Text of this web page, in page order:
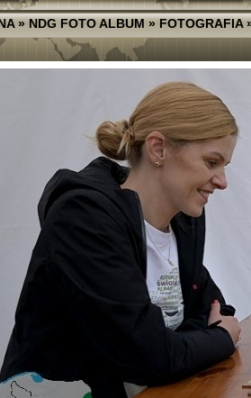
»NDG FOTO ALBUM»FOTOGRAFIA